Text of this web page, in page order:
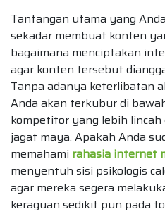
Tantangan utama yang
sekadar membuat konten
bagaimana menciptakan
agar konten tersebut
Tanpa adanya keterlibatan
Anda akan terkubur di
kompetitor yang lebih lincah
jagat maya. Apakah Anda
memahami rahasia internet
menyentuh sisi psikologis
agar mereka segera
keraguan sedikit pun pada